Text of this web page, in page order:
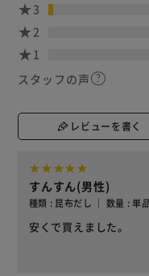
3
2
1
スタッフの声
レビューを書く
すんすん(男性)
種類 : 昆布だし ｜ 数量 : 単
安くで買えました。